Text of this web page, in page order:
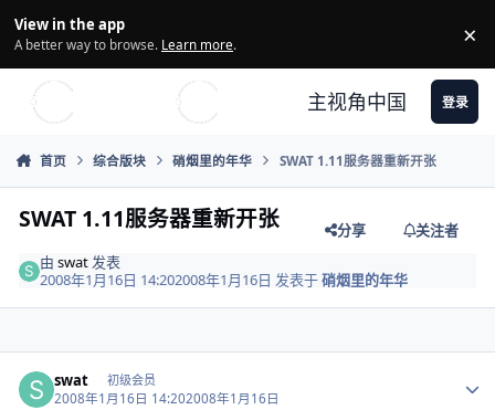
View in the app
A better way to browse. Learn more. ×
主视角中国 登录
首页 综合版块 硝烟里的年华 SWAT 1.11服务器重新开张
SWAT 1.11服务器重新开张 分享
关注者
由swat 发表
2008年1月16日 14:202008年1月16日 发表于硝烟里的年华
swat 初级会员
2008年1月16日 14:202008年1月16日